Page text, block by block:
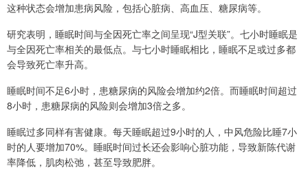
这种状态会增加患病风险，包括心脏病、高血压、糖尿病等。
研究表明，睡眠时间与全因死亡率之间呈现“J型关联”。七小时睡眠是
与全因死亡率相关的最低点。与七小时睡眠相比，睡眠不足或过多都
会导致死亡率升高。
睡眠时间不足6小时，患糖尿病的风险会增加约2倍。而睡眠时间超过
8小时，患糖尿病的风险则会增加3倍之多。
睡眠过多同样有害健康。每天睡眠超过9小时的人，中风危险比睡7小
时的人要增加70%。睡眠时间过长还会影响心脏功能，导致新陈代谢
率降低，肌肉松弛，甚至导致肥胖。